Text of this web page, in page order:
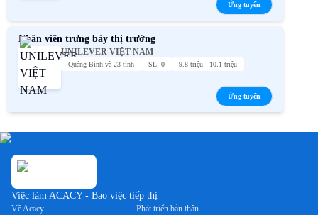
Ứng tuyển
Nhân viên trưng bày thị trường
UNILEVER VIỆT NAM
Quảng Bình và 23 tỉnh SL: 0 9.8 triệu - 10.1 triệu
Ứng tuyển
Việc làm ACACY - Bao việc tiếp thị
Về Acacy Phát triển bản thân